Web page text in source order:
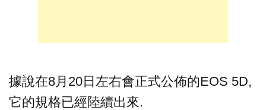
據說在8月20日左右會正式公佈的EOS 5D,
它的規格已經陸續出來.